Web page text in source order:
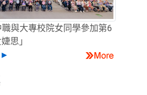
與大專校院女同學參加第6
思」
►